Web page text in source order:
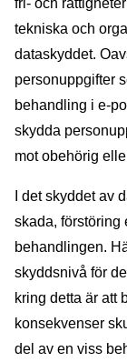
tekniska och
dataskyddet.
personuppgifter
behandling i e-
skydda
mot obehörig
I det skyddet av
skada, förstöring
behandlingen.
skyddsnivå för
kring detta är att
konsekvenser
del av en viss